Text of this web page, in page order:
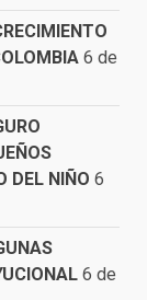
6 de
DEL NIÑO 6
6 de